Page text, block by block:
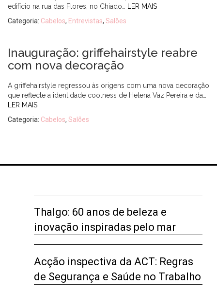
edifício na rua das Flores, no Chiado…
LER MAIS
Categoria: Cabelos, Entrevistas, Salões
Inauguração: griffehairstyle reabre
com nova decoração
A griffehairstyle regressou às origens com uma nova decoração
que reflecte a identidade coolness de Helena Vaz Pereira e da…
LER MAIS
Categoria: Cabelos, Salões
Thalgo: 60 anos de beleza e
inovação inspiradas pelo mar
Acção inspectiva da ACT: Regras
de Segurança e Saúde no Trabalho